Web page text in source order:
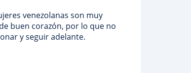
venezolanas son muy
buen corazón, por lo que no
y seguir adelante.